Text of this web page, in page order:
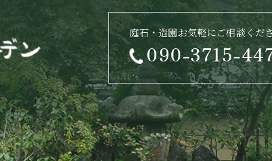
庭石・造園お気軽にご相談くだ
090-3715-